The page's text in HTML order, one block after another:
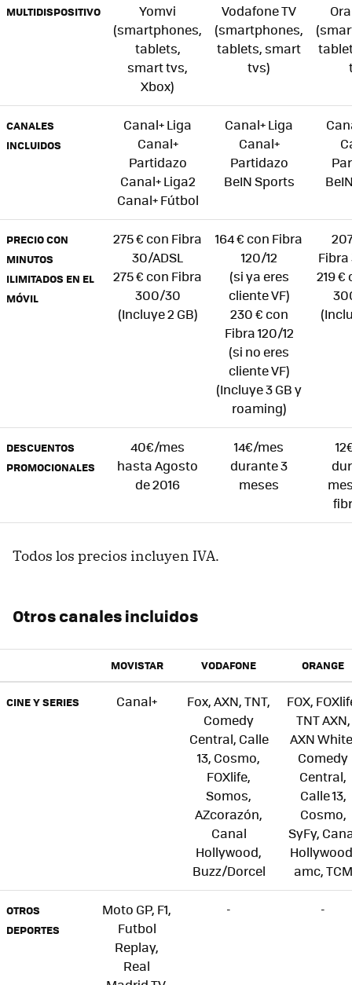
MULTIDISPOSITIVO
Yomvi
(smartphones,
tablets,
smart tvs,
Xbox)
Vodafone TV
(smartphones,
tablets, smart
tvs)
CANALES
INCLUIDOS
Canal+ Liga
Canal+
Partidazo
Canal+ Liga2
Canal+ Fútbol
Canal+ Liga
Canal+
Partidazo
BeIN Sports
PRECIO CON
MINUTOS
ILIMITADOS EN EL
MÓVIL
275 € con Fibra
30/ADSL
275 € con Fibra
300/30
(Incluye 2 GB)
164 € con Fibra
120/12
(si ya eres
cliente VF)
230 € con
Fibra 120/12
(si no eres
cliente VF)
(Incluye 3 GB y
roaming)
Fibra
219 €
DESCUENTOS
PROMOCIONALES
40€/mes
hasta Agosto
de 2016
14€/mes
durante 3
meses
Todos los precios incluyen IVA.
Otros canales incluidos
MOVISTAR VODAFONE ORANGE
CINE Y SERIES Canal+
Fox, AXN, TNT,
Comedy
Central, Calle
13, Cosmo,
FOXlife,
Somos,
AZcorazón,
Canal
Hollywood,
Buzz/Dorcel
FOX,
TNT AXN,
AXN
Comedy
Central,
Calle 13,
Cosmo,
SyFy,
amc, TCM
OTROS
DEPORTES
Moto GP, F1,
Futbol
Replay,
Real
- -